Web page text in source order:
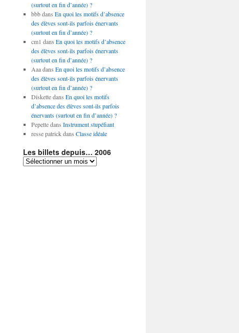
(surtout en fin d’année) ?
bbbdans En quoi les motifs d’absence
des élèves sont-ils parfois énervants
(surtout en fin d’année) ?
cm1 dans En quoi les motifs d’absence
des élèves sont-ils parfois énervants
(surtout en fin d’année) ?
Aaadans En quoi les motifs d’absence
des élèves sont-ils parfois énervants
(surtout en fin d’année) ?
Diskettedans En quoi les motifs
d’absence des élèves sont-ils parfois
énervants (surtout en fin d’année) ?
Pepettedans Instrument stupéfiant
resse patrickdans Classe idéale
Les billets depuis… 2006
Les